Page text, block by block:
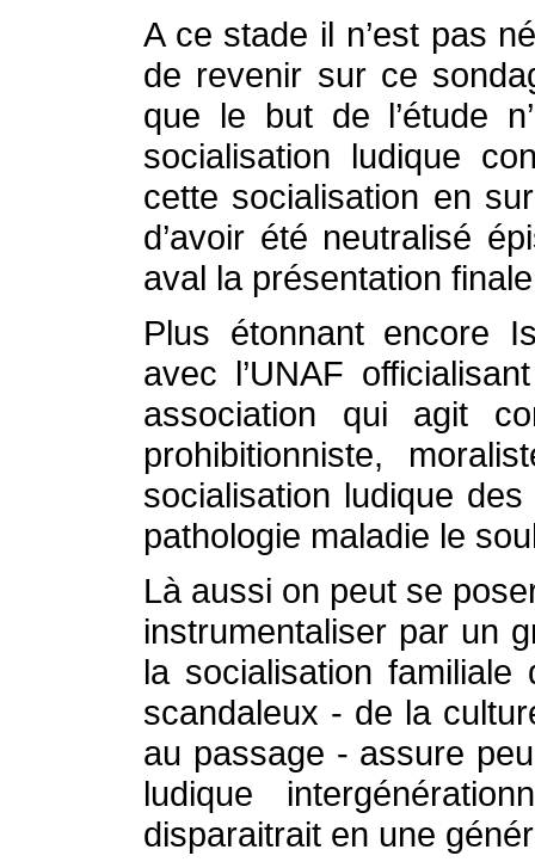
A ce stade il n’est pas
de revenir sur ce
que le but de l’étude
socialisation ludique
cette socialisation en
d’avoir été neutralisé
aval la présentation
Plus étonnant encore
avec l’UNAF
association qui agit
prohibitionniste,
socialisation ludique
pathologie maladie le
Là aussi on peut se
instrumentaliser par un
la socialisation
scandaleux - de la
au passage - assure
ludique
disparaitrait en une